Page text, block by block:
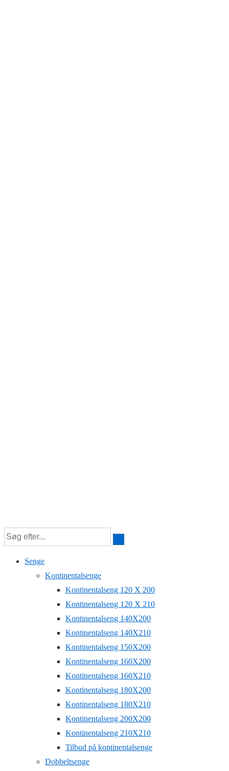
Senge
Kontinentalsenge
Kontinentalseng 120 X 200
Kontinentalseng 120 X 210
Kontinentalseng 140X200
Kontinentalseng 140X210
Kontinentalseng 150X200
Kontinentalseng 160X200
Kontinentalseng 160X210
Kontinentalseng 180X200
Kontinentalseng 180X210
Kontinentalseng 200X200
Kontinentalseng 210X210
Tilbud på kontinentalsenge
Dobbeltsenge